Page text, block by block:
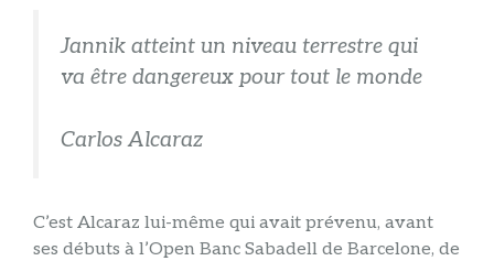
Jannik atteint un niveau terrestre qui
va être dangereux pour tout le monde
Carlos Alcaraz
C’est Alcaraz lui-même qui avait prévenu, avant
ses débuts à l’Open Banc Sabadell de Barcelone, de